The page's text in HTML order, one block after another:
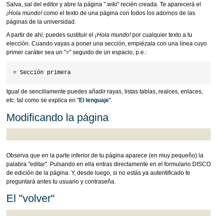
Salva, sal del editor y abre la página ".wiki" recién creada. Te aparecerá el
¡Hola mundo!como el texto de una página con todos los adornos de las
páginas de la universidad.
A partir de ahí, puedes sustituir el ¡Hola mundo!por cualquier texto a tu
elección. Cuando vayas a poner una sección, empiézala con una línea cuyo
primer caráter sea un "=" seguido de un espacio, p.e.:
Igual de sencillamente puedes añadir rayas, listas tablas, realces, enlaces,
etc. tal como se explica en "El lenguaje".
Modificando la página
Observa que en la parte inferior de tu página aparece (en muy pequeño) la
palabra "editar". Pulsando en ella entras directamente en el formulario DISCO
de edición de la página. Y, desde luego, si no estás ya autentificado te
preguntará antes tu usuario y contraseña.
El "volver"